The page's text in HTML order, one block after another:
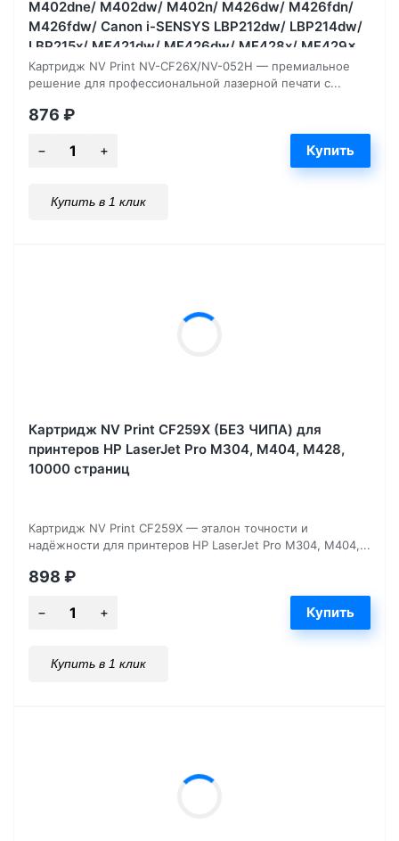
M402dne/ M402dw/ M402n/ M426dw/ M426fdn/
M426fdw/ Canon i-SENSYS LBP212dw/ LBP214dw/
LBP215x/ MF421dw/ MF426dw/ MF428x/ MF429x
9200, страниц
Картридж NV Print NV-CF26X/NV-052H — премиальное
решение для профессиональной лазерной печати с...
876 ₽
Купить в 1 клик
Картридж NV Print CF259X (БЕЗ ЧИПА) для
принтеров HP LaserJet Pro M304, M404, M428,
10000 страниц
Картридж NV Print CF259X — эталон точности и
надёжности для принтеров HP LaserJet Pro M304, M404,...
898 ₽
Купить в 1 клик